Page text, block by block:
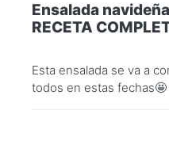
Ensalada
RECETA
Esta ensalada se va a
todos en estas fechas🤩